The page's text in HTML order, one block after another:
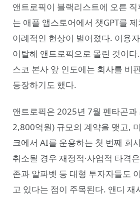
앤트로픽이 블랙리스트에 오른
는 애플 앱스토어에서 챗GPT를
이례적인 현상이 벌어졌다. 이용
이탈해 앤트로픽으로 몰린 것이
스코 본사 앞 인도에는 회사를 비
등장하기도 했다.
앤트로픽은 2025년 7월 펜타곤과
2,800억원) 규모의 계약을 맺고,
크에서 AI를 운용하는 첫 번째 회
취소될 경우 재정적·사업적 타격
존과 알파벳 등 대형 투자자들도
고 있다는 점이 주목된다. 앤디 재